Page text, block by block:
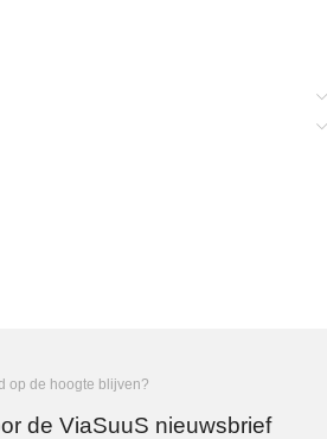
op de hoogte blijven?
de ViaSuuS nieuwsbrief